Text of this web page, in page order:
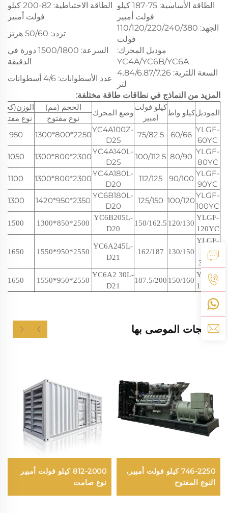
الطاقة الأساسية: 75-187 كيلو
فولت أمبير
الطاقة الاحتياطية: 82-200 كيلو
فولت أمبير
الجهد: 110/120/220/240/380
فولت
تردد: 50/60 هرتز
موديل المحرك:
YC4A/YC6B/YC6A
السرعة: 1500/1800 دورة في
الدقيقة
السعة اللترية: 4.84/6.87/7.26
لتر
عدد الأسطوانات: 4/6 أسطوانات
المزيد من النماذج في نطاقات طاقة مختلفة:
الموديلكيلو واط
كيلو فولت
أمبير
وضع المحرك
الحجم (مم)
نوع مفتوح
نوع مفتوح
YLGF-
60YC
60/66
75/82.5
YC4A100Z-
D25
2250*800*1300
950
YLGF-
80YC
80/90
100/112.5
YC4A140L-
D25
2300*800*1300
1050
YLGF-
90YC
90/100
112/125
YC4A180L-
D20
2300*800*1300
1100
YLGF-
100YC
100/120
125/150
YC6B180L-
D20
2350*950*1420
1300
YLGF-
120YC
120/130
150/162.5
YC6B205L-
D20
2500*850*1300
1500
YLGF-
1
3
0YC
130/1 50
162/187
YC6A245L-
D21
2550*950*1550
1650
YLGF-
150YC
150/160
187.5/200
YC6A2 30L-
D21
2550*950*1550
1650
المنتجات الموصى بها
746-2250 كيلو فولت أمبير،
النوع المفتوح
812-2000 كيلو فولت أمبير
نوع صامت